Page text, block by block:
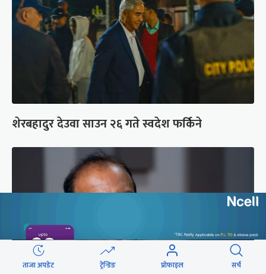
शेरबहादुर देउवा साउन २६ गते स्वदेश फर्किने
ताजा अपडेट ट्रेन्डिङ प्रोफाइल सर्च